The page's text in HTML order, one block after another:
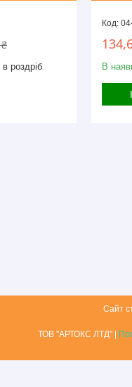
роздріб В
Сайт
ТОВ "АРТОКС ЛТД" |